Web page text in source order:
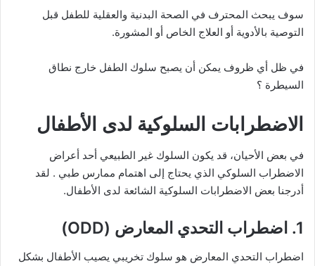
سوف يبحث المحترف في الصحة البدنية والعقلية للطفل قبل
التوصية بالأدوية أو العلاج الخاص أو المشورة.
في ظل أي ظروف يمكن أن يصبح سلوك الطفل خارج نطاق
السيطرة ؟
الاضطرابات السلوكية لدى الأطفال
في بعض الأحيان، قد يكون السلوك غير الطبيعي أحد أعراض
الاضطراب السلوكي الذي يحتاج إلى اهتمام ممارس طبي . لقد
أدرجنا بعض الاضطرابات السلوكية الشائعة لدى الأطفال.
1. اضطراب التحدي المعارض (ODD)
اضطراب التحدي المعارض هو سلوك تخريبي يصيب الأطفال بشكل